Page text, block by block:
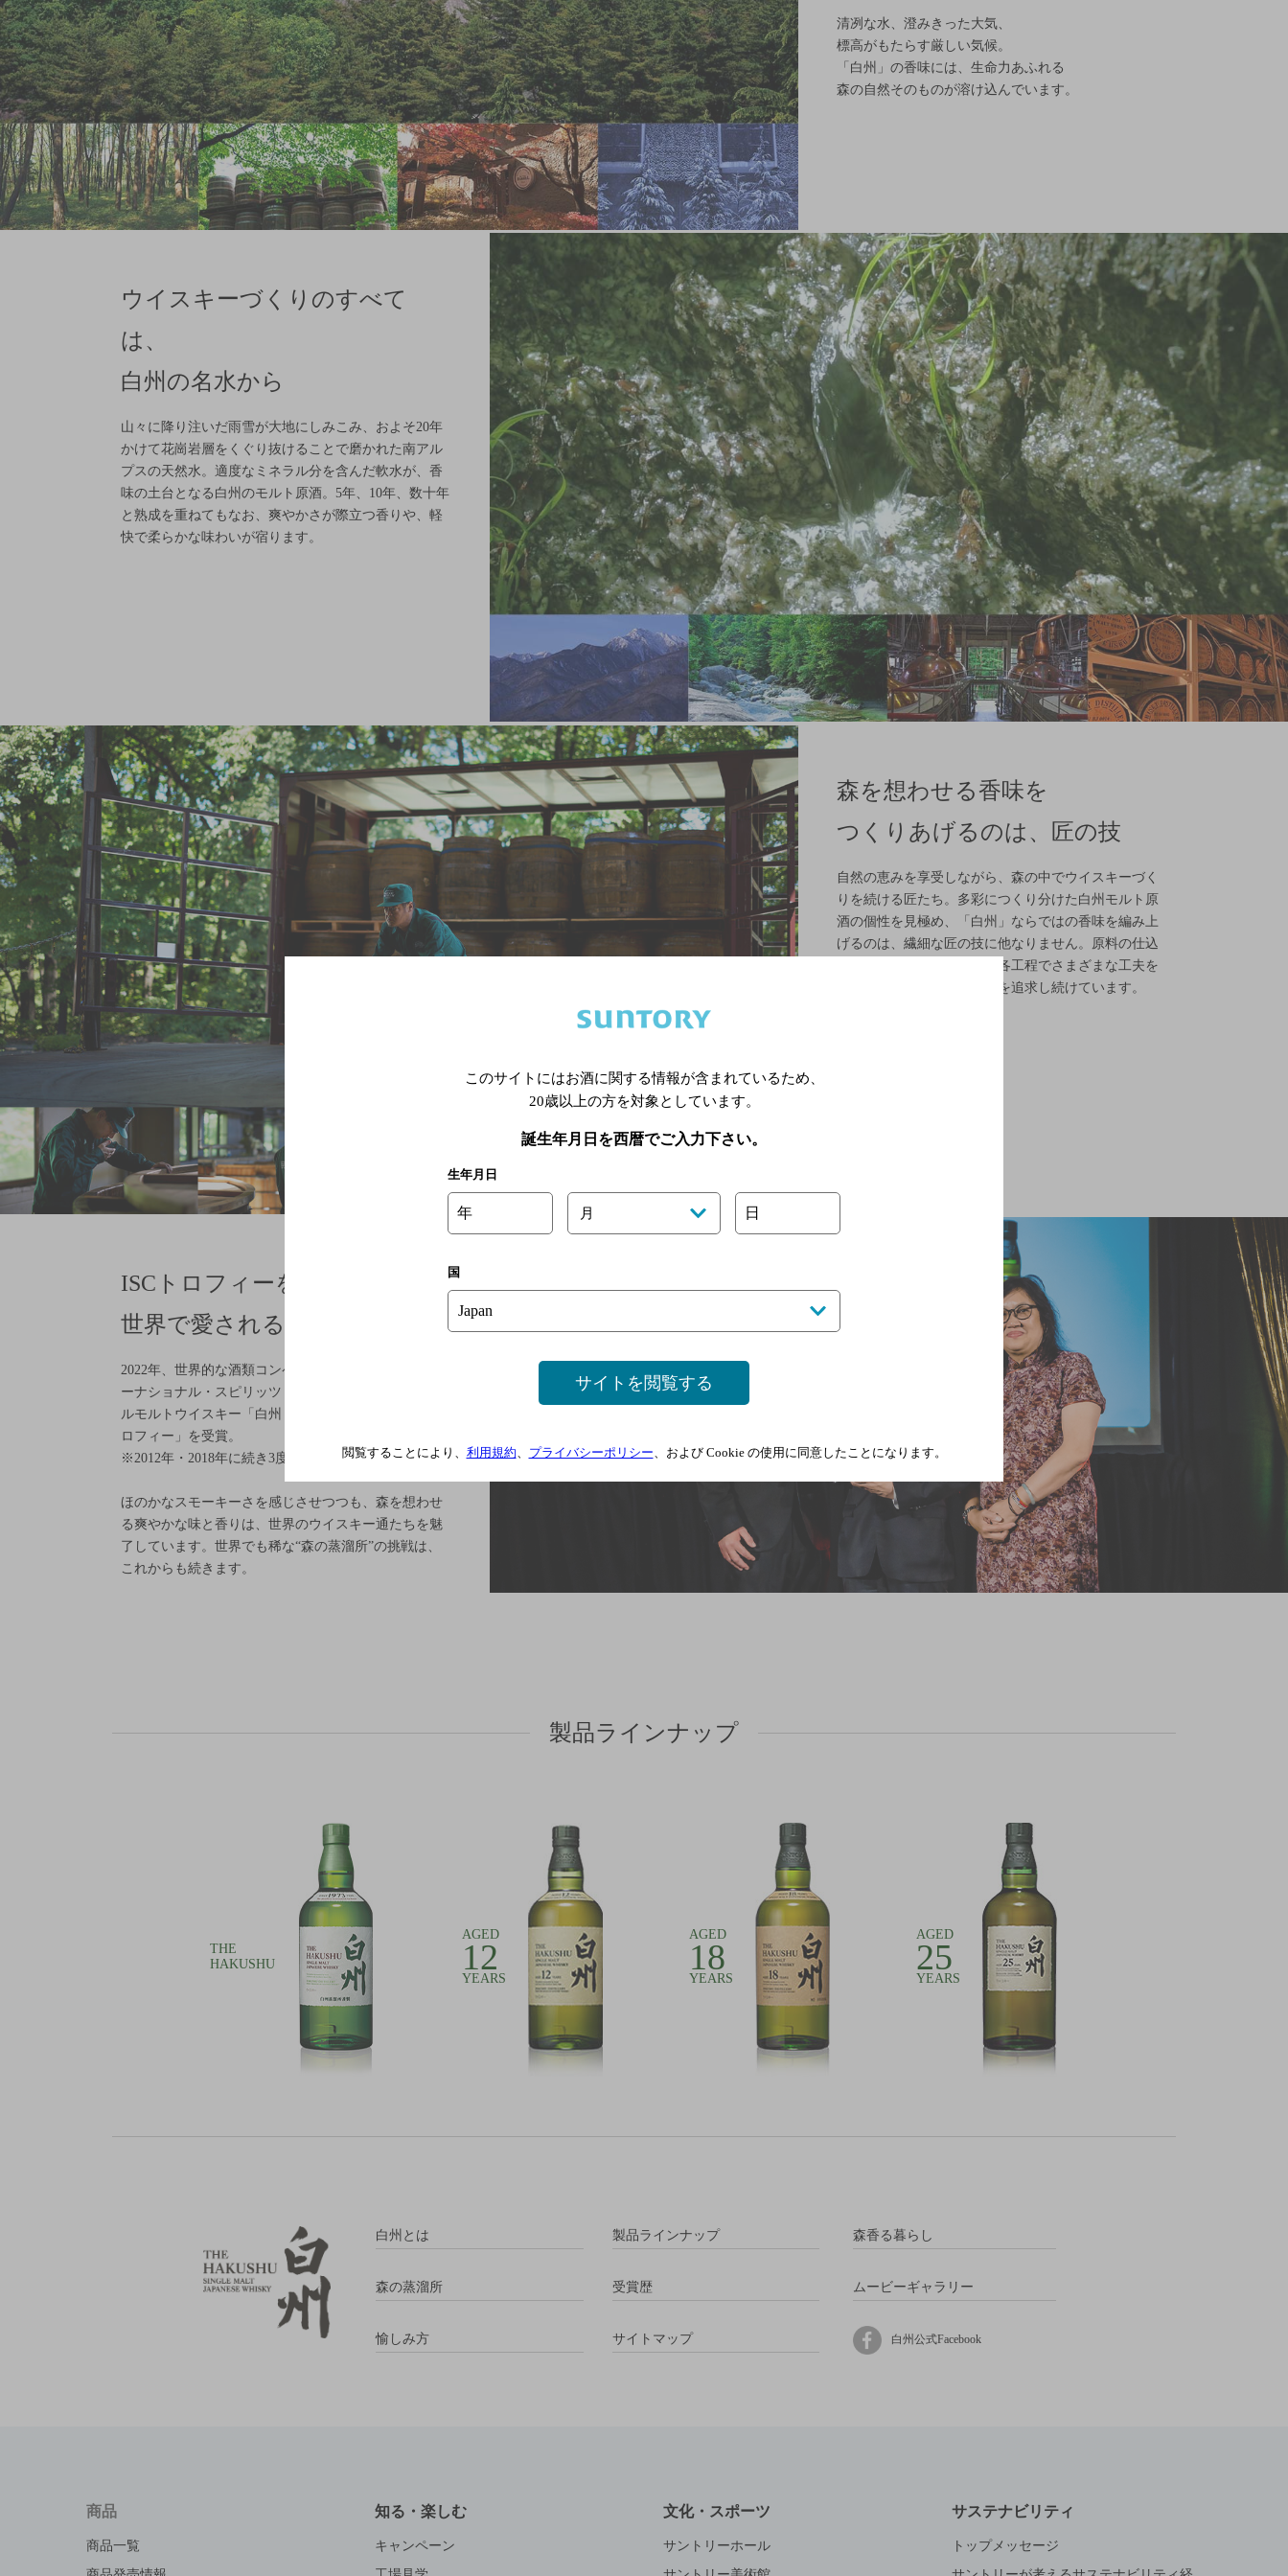
清冽な水、澄みきった大気、
標高がもたらす厳しい気候。
「白州」の香味には、生命力あふれる
森の自然そのものが溶け込んでいます。
ウイスキーづくりのすべて
は、
白州の名水から
山々に降り注いだ雨雪が大地にしみこみ、およそ20年
かけて花崗岩層をくぐり抜けることで磨かれた南アル
プスの天然水。適度なミネラル分を含んだ軟水が、香
味の土台となる白州のモルト原酒。5年、10年、数十年
と熟成を重ねてもなお、爽やかさが際立つ香りや、軽
快で柔らかな味わいが宿ります。
森を想わせる香味を
つくりあげるのは、匠の技
自然の恵みを享受しながら、森の中でウイスキーづく
りを続ける匠たち。多彩につくり分けた白州モルト原
酒の個性を見極め、「白州」ならではの香味を編み上
げるのは、繊細な匠の技に他なりません。原料の仕込
みから発酵、蒸溜や熟成の各工程でさまざまな工夫を
凝らし、軽快で奥深い香味を追求し続けています。
ISCトロフィーを3度受賞
世界で愛される「白州」へ
2022年、世界的な酒類コンペティション「ISC（インタ
ーナショナル・スピリッツ・チャレンジ） 」でシング
ルモルトウイスキー「白州２５年」が部門最高賞「ト
ロフィー」を受賞。
※2012年・2018年に続き3度目の受賞
ほのかなスモーキーさを感じさせつつも、森を想わせ
る爽やかな味と香りは、世界のウイスキー通たちを魅
了しています。世界でも稀な“森の蒸溜所”の挑戦は、
これからも続きます。
製品ラインナップ
THE
HAKUSHU
AGED
12
YEARS
AGED
18
YEARS
AGED
25
YEARS
白州とは
森の蒸溜所
愉しみ方
製品ラインナップ
受賞歴
サイトマップ
森香る暮らし
ムービーギャラリー
白州公式Facebook
商品
商品一覧
知る・楽しむ
キャンペーン
文化・スポーツ
サントリーホール
サステナビリティ
トップメッセージ
このサイトにはお酒に関する情報が含まれているため、
20歳以上の方を対象としています。
誕生年月日を西暦でご入力下さい。
生年月日
年 月 日
国
サイトを閲覧する
閲覧することにより、 利用規約、 プライバシーポリシー、および Cookie の使用に同意したことになります。